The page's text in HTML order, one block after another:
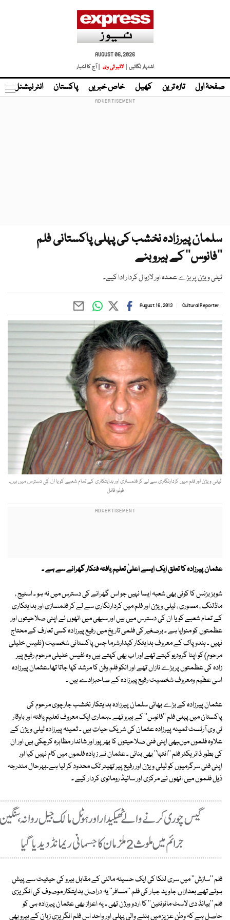
AUGUST 06, 2026
اشتہار لگائیں |
لائیو ٹی وی | آج کا اخبار
صفحۂ اول تازہ ترین کھیل خاص خبریں پاکستان انٹر نیشنل
سلمان پیرزادہ نخشب کی پہلی پاکستانی فلم
’’فانوس‘‘ کے ہیروبنے
ٹیلی ویژن پر بڑے عمدہ اور لازوال کردار ادا کیے۔
Cultural Reporter
August 16, 2013
ٹیلی ویژن اور فلم میں کردارنگاری سے لے کر فلمسازی اور ہدایتکاری کے تمام شعبے کو یا ان کی دسترس میں ہیں۔
فوٹو: فائل
عثمان پیرزادہ کا تعلق ایک ایسے اعلیٰ تعلیم یافتہ فنکار گھرانے سے ہے ۔
شوبز بزنس کا کوئی بھی شعبہ ایسا نہیں جو اس گھرانے کی دسترس میں نہ ہو ۔ اسٹیج ،
ماڈلنگ ، مصوری ، ٹیلی ویژن اور فلم میں کردارنگاری سے لے کر فلمسازی اور ہدایتکاری
کے تمام شعبے کو یا ان کی دسترس میں ہیں اور سبھی میں انھوں نے اپنی صلاحیتوں اور
عظمتوں کو منوایا ہے ۔ برصغیر کی فلمی تاریخ میں رفیع پیرزادہ کسی تعارف کے محتاج
نہیں ۔ ہندو پاک کے معروف ہدایتکار کیدارشرما جس پاکستانی شخصیت (نفیس خلیلی
مرحوم) کو اپنا گرودیو کہتے تھے اور اب بھی کہتے ہیں وہ نفیس خلیلی مرحوم رفیع پیر
زادہ کی عظمتوں پربڑے نازاں تھے اور انکو فلم وفن کا مرشد کہا جاتا تھا۔عثمان پیرزادہ
اسی عظیم ومعروف شخصیت رفیع پیرزادہ کے صاحبزادے ہیں ۔
عثمان پیرزادہ کے بڑے بھائی سلمان پیرزادہ ہدایتکار نخشب جارچوی مرحوم کی
پاکستان میں پہلی فلم ''فانوس'' کے ہیرو تھے ۔ہماری ایک معروف تعلیم یافتہ اور باوقار
ٹی وی آرٹسٹ ثمینہ پیرزادہ عثمان کی شریک حیات ہیں ۔ ثمینہ پیرزادہ ٹیلی ویژن کے
علاوہ فلموں میںبھی اپنی فنی صلاحیتوں کا بھرپور اور شاندار مظاہرہ کرچکی ہیں اور ان
کی بطور ڈائریکٹر فلم ''انتہا'' بھی بنائی ۔ عثمان نے زیادہ فلموں میں کام نہیں کیا اور
اپنی فنی سرگرمیوں کو ٹیلی ویژن اور رفیع پیر تھیٹر تک محدود کر لیا ہے۔بہرحال مندرجہ
ذیل فلموں میں انھوں نے مرکزی اور سائیڈ رومانوی کردار کیے ۔
فلم ''سازش'' میں سری لنکا کی ایک حسینہ مالنی کے مقابل ہیرو کی حیثیت سے پیش
ہوئے تھے بعدازاں جاوید جبار کی فلم ''مسافر'' یہ دراصل ہدایتکار موصوف کی انگریزی
فلم ''بیانڈ دی لاسٹ مائونٹین'' کا اردو ورژن تھی ۔ یہ اعزاز بھی عثمان پیرزادہ ہی کو
حاصل ہے کہ وطن عزیز میں بننے والی پہلی اور واحد اس فلم انگریزی زبان کے ہیرو بھی